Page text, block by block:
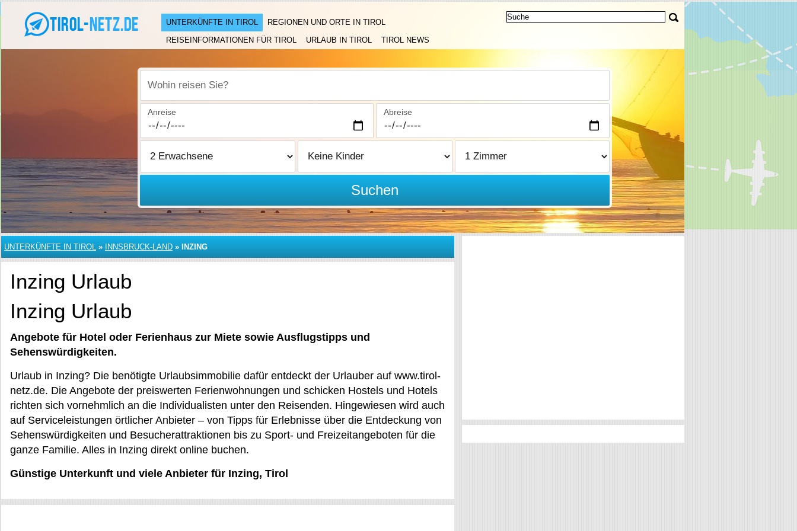
UNTERKÜNFTE IN TIROL
REGIONEN UND ORTE IN TIROL
REISEINFORMATIONEN FÜR TIROL
URLAUB IN TIROL TIROL NEWS
Wohin reisen Sie?
Anreise Abreise
Suchen
UNTERKÜNFTE IN TIROL » INNSBRUCK-LAND » INZING
Inzing Urlaub
Inzing Urlaub
Angebote für Hotel oder Ferienhaus zur Miete sowie Ausflugstipps und
Sehenswürdigkeiten.
Urlaub in Inzing? Die benötigte Urlaubsimmobilie dafür entdeckt der Urlauber auf www.tirol-
netz.de. Die Angebote der preiswerten Ferienwohnungen und schicken Hostels und Hotels
richten sich vornehmlich an die Individualisten unter den Reisenden. Hingewiesen wird auch
auf Serviceleistungen örtlicher Anbieter – von Tipps für Erlebnisse über die Entdeckung von
Sehenswürdigkeiten und Besucherattraktionen bis zu Sport- und Freizeitangeboten für die
ganze Familie. Alles in Inzing direkt online buchen.
Günstige Unterkunft und viele Anbieter für Inzing, Tirol